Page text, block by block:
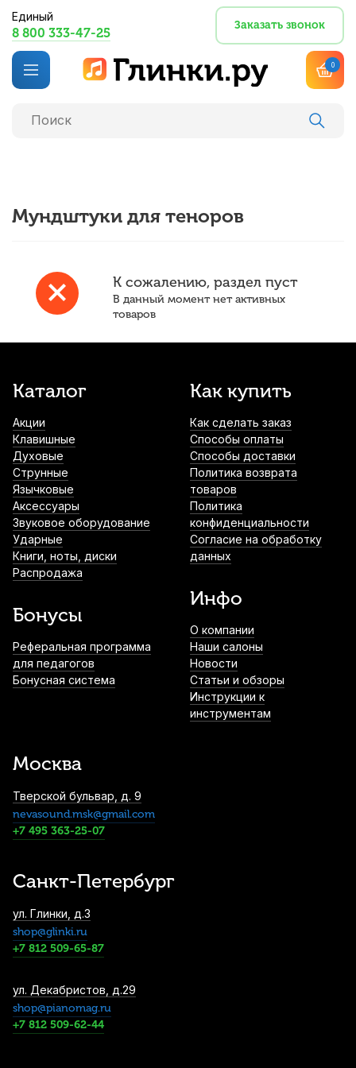
Единый
8 800 333-47-25
Заказать звонок
0
Мундштуки для теноров
К сожалению, раздел пуст
В данный момент нет активных
товаров
Каталог
Акции
Клавишные
Духовые
Струнные
Язычковые
Аксессуары
Звуковое оборудование
Ударные
Книги, ноты, диски
Распродажа
Бонусы
Реферальная программа
для педагогов
Бонусная система
Как купить
Как сделать заказ
Способы оплаты
Способы доставки
Политика возврата
товаров
Политика
конфиденциальности
Согласие на обработку
данных
Инфо
О компании
Наши салоны
Новости
Статьи и обзоры
Инструкции к
инструментам
Москва
Тверской бульвар, д. 9
nevasound.msk@gmail.com
+7 495 363-25-07
Санкт-Петербург
ул. Глинки, д.3
shop@glinki.ru
+7 812 509-65-87
ул. Декабристов, д.29
shop@pianomag.ru
+7 812 509-62-44